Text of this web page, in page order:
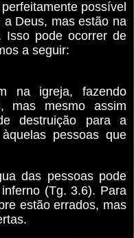
possível
Deus, mas estão na
Isso pode ocorrer de
a seguir:
na igreja, fazendo
mas mesmo assim
destruição para a
pessoas que
das pessoas pode
(Tg. 3.6). Para
estão errados, mas